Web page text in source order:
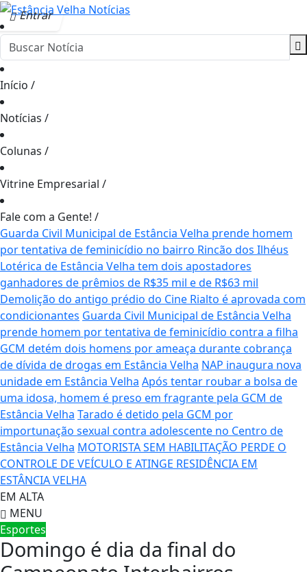
Entrar
Início /
Notícias /
Colunas /
Vitrine Empresarial /
Fale com a Gente! /
Guarda Civil Municipal de Estância Velha prende homem
por tentativa de feminicídio no bairro Rincão dos Ilhéus
Lotérica de Estância Velha tem dois apostadores
ganhadores de prêmios de R$35 mil e de R$63 mil
Demolição do antigo prédio do Cine Rialto é aprovada com
condicionantes Guarda Civil Municipal de Estância Velha
prende homem por tentativa de feminicídio contra a filha
GCM detém dois homens por ameaça durante cobrança
de dívida de drogas em Estância Velha NAP inaugura nova
unidade em Estância Velha Após tentar roubar a bolsa de
uma idosa, homem é preso em fragrante pela GCM de
Estância Velha Tarado é detido pela GCM por
importunação sexual contra adolescente no Centro de
Estância Velha MOTORISTA SEM HABILITAÇÃO PERDE O
CONTROLE DE VEÍCULO E ATINGE RESIDÊNCIA EM
ESTÂNCIA VELHA
EM ALTA
MENU
Esportes
Domingo é dia da final do